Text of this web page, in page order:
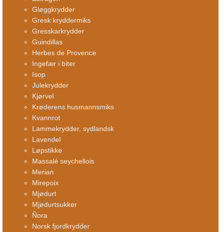
Gløggkrydder
Gresk kryddermiks
Gresskarkrydder
Guindillas
Herbes de Provence
Ingefær i biter
Isop
Julekrydder
Kjørvel
Krøderens husmannsmiks
Kvannrot
Lammekrydder, sydlandsk
Lavendel
Løpstikke
Massalé seychellois
Merian
Mirepoix
Mjødurt
Mjødurtsukker
Ñora
Norsk fjordkrydder